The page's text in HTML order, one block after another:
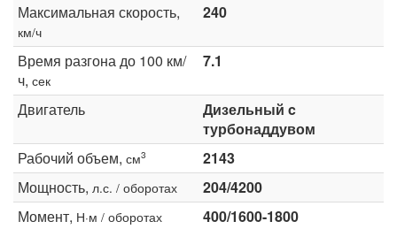
Максимальная скорость,
км/ч
240
Время разгона до 100 км/
ч, сек
7.1
Двигатель
Дизельный c
турбонаддувом
Рабочий объем, см3
2143
Мощность, л.с. / оборотах
204/4200
Момент, Н·м / оборотах 400/1600-1800